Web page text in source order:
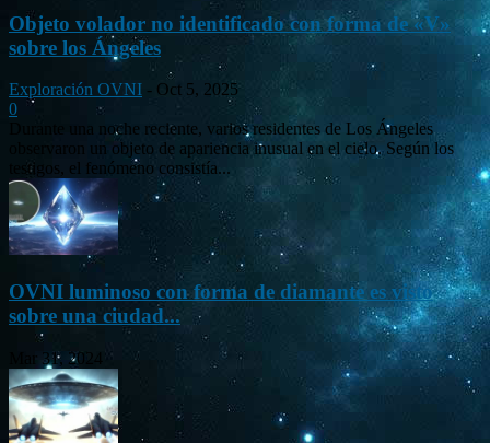
Objeto volador no identificado con forma de «V»
sobre los Ángeles
Exploración OVNI - Oct 5, 2025
0
Durante una noche reciente, varios residentes de Los Ángeles
observaron un objeto de apariencia inusual en el cielo. Según los
testigos, el fenómeno consistía...
OVNI luminoso con forma de diamante es visto
sobre una ciudad...
Mar 31, 2024